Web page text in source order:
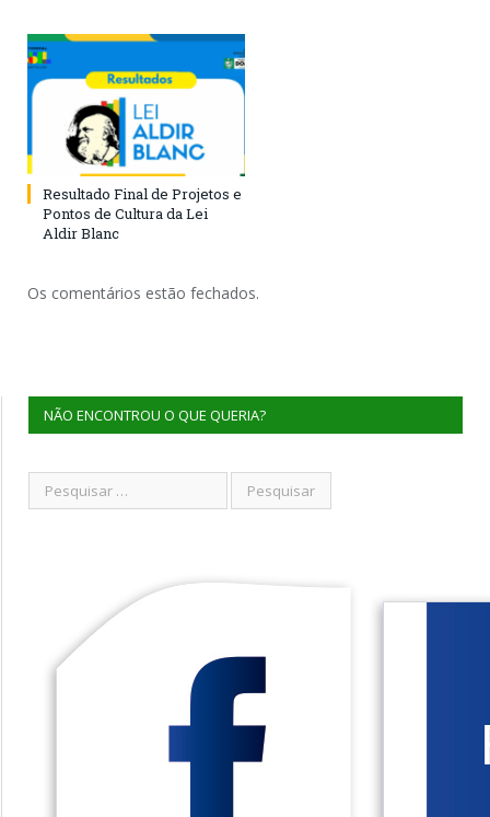
Resultado Final de Projetos e
Pontos de Cultura da Lei
Aldir Blanc
Os comentários estão fechados.
NÃO ENCONTROU O QUE QUERIA?